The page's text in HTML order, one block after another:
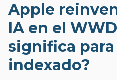
Apple
IA en el
significa
indexado?